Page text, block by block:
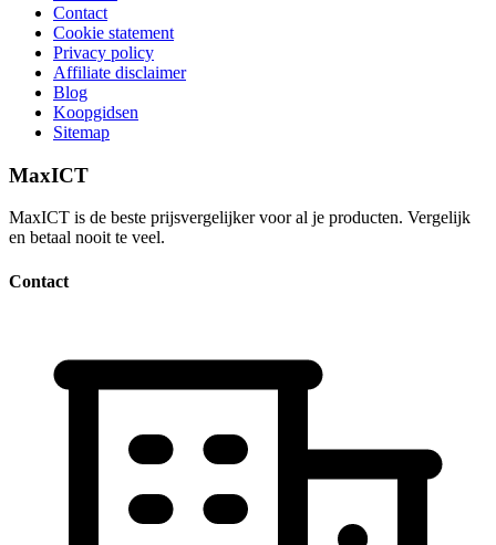
Contact
Cookie statement
Privacy policy
Affiliate disclaimer
Blog
Koopgidsen
Sitemap
MaxICT
MaxICT is de beste prijsvergelijker voor al je producten. Vergelijk
en betaal nooit te veel.
Contact